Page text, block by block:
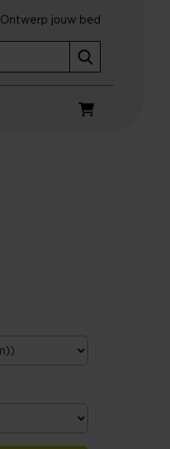
Winkelwagen
Ontwerp jouw bed